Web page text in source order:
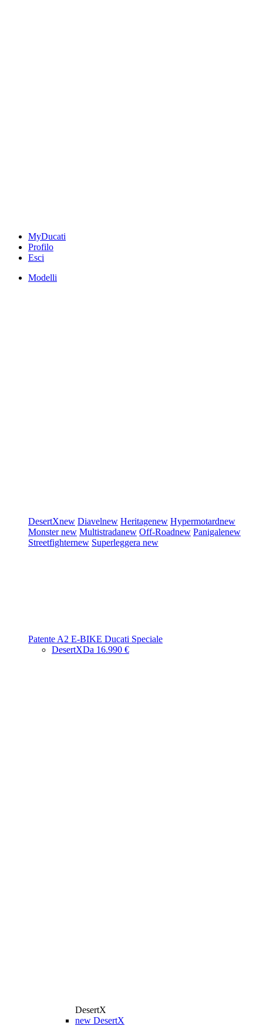
MyDucati
Profilo
Esci
Modelli
DesertXnew Diavelnew Heritagenew Hypermotardnew
Monsternew Multistradanew Off-Roadnew Panigalenew
Streetfighternew Superleggera new
Patente A2 E-BIKE Ducati Speciale
DesertXDa 16.990 €
DesertX
new DesertX